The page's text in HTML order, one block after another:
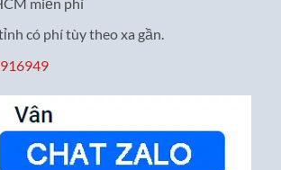
có phí tùy theo xa gần.